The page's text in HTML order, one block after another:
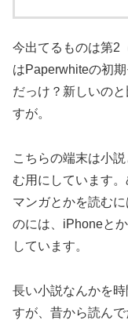
今出てるものは第2
はPaperwhiteの初
だっけ？新しいの
すが。
こちらの端末は小
む用にしています
マンガとかを読む
のには、iPhoneと
しています。
長い小説なんかを
すが、昔から読ん